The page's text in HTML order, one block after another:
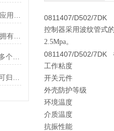
Q144-FTZ三相功率因数表其自身拥有怎样的功能呢？
0811407/D502/7DK
控制器采用波纹管式
2.5Mpa。
0811407/D502/7DK
工作粘度
开关元件
外壳防护等级
环境温度
介质温度
抗振性能